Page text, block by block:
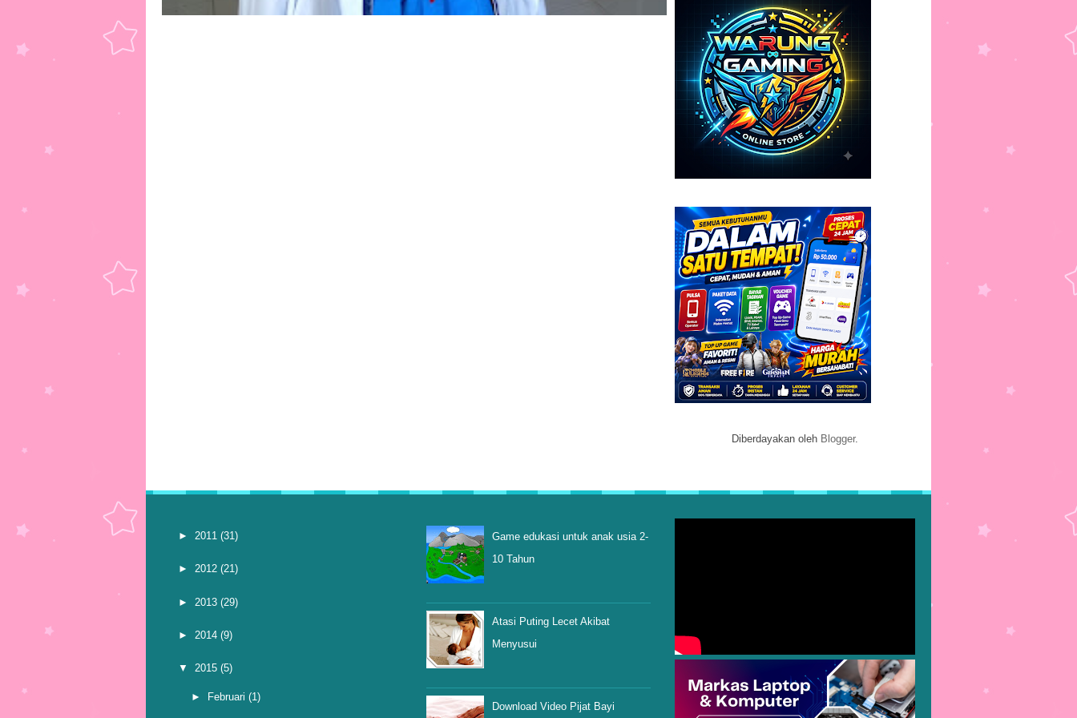
Al-Bayyinah (8)
Al-Zalzalah (8)
Al-‘Adiyat (11)
Al-Qari’ah (11)
At-Takatsur (8)
Al-Ashr (3)
Al-Humazah (9)
Al-Fil (5)
Al-Quraisy (4)
An-Nashr (3)
Al-Lahab (5)
Al-Ikhlash (4)
Al-Falaq (5)
An-Nas (6)
Game Ray's Letters and Numbers
Game Tom Andm Jerry Bowling
Game Animal chase
Game Battle Painters
Game Follow The Dragon
Game LaserAge Gold
Game GCompris
Diberdayakan oleh Blogger.
► 2011 (31)
► 2012 (21)
► 2013 (29)
► 2014 (9)
▼ 2015 (5)
► Februari (1)
Game edukasi untuk anak usia 2-
10 Tahun
Atasi Puting Lecet Akibat
Menyusui
Download Video Pijat Bayi